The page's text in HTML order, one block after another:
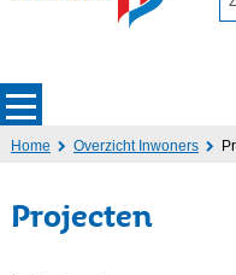
Home Overzicht Inwoners
Projecten